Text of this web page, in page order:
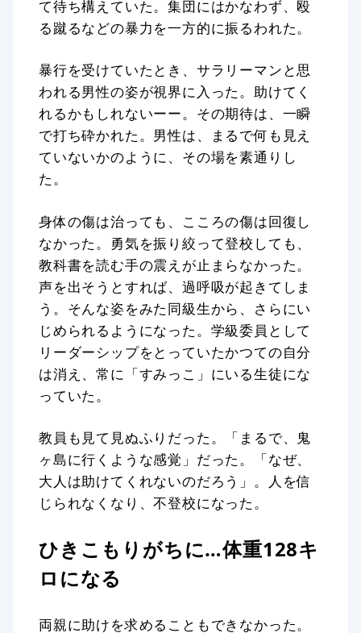
て待ち構えていた。集団にはかなわず、殴
る蹴るなどの暴力を一方的に振るわれた。
暴行を受けていたとき、サラリーマンと思
われる男性の姿が視界に入った。助けてく
れるかもしれないーー。その期待は、一瞬
で打ち砕かれた。男性は、まるで何も見え
ていないかのように、その場を素通りし
た。
身体の傷は治っても、こころの傷は回復し
なかった。勇気を振り絞って登校しても、
教科書を読む手の震えが止まらなかった。
声を出そうとすれば、過呼吸が起きてしま
う。そんな姿をみた同級生から、さらにい
じめられるようになった。学級委員として
リーダーシップをとっていたかつての自分
は消え、常に「すみっこ」にいる生徒にな
っていた。
教員も見て見ぬふりだった。「まるで、鬼
ヶ島に行くような感覚」だった。「なぜ、
大人は助けてくれないのだろう」。人を信
じられなくなり、不登校になった。
ひきこもりがちに…体重128キ
ロになる
両親に助けを求めることもできなかった。